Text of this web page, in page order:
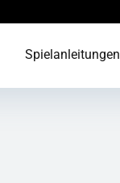
Spielanleitungen